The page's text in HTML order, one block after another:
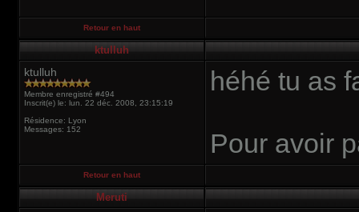
Retour en haut
ktulluh
ktulluh
Membre enregistré #494
Inscrit(e) le: lun. 22 déc. 2008, 23:15:19
Résidence: Lyon
Messages: 152
héhé tu as
Pour avoir
Retour en haut
Meruti